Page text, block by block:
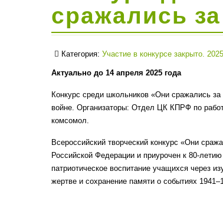
сражались
Категория: Участие в конкурсе закрыто. 2025
Актуально до 14 апреля 2025 года
Конкурс среди школьников «Они сражались
войне. Организаторы: Отдел ЦК КПРФ по
комсомол.
Всероссийский творческий конкурс «Они
Российской Федерации и приурочен к 80-
патриотическое воспитание учащихся через
жертве и сохранение памяти о событиях